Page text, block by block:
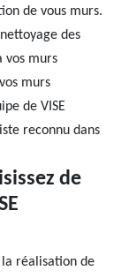
de vous murs.
des
vos murs
murs
de VISE
reconnu dans
de
réalisation de